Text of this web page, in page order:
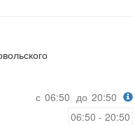
с 06:50 до 20:50
06:50 - 20:50